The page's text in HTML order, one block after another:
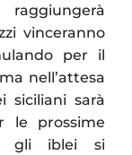
vinceranno
per il
nell’attesa
siciliani sarà
le prossime
gli iblei si